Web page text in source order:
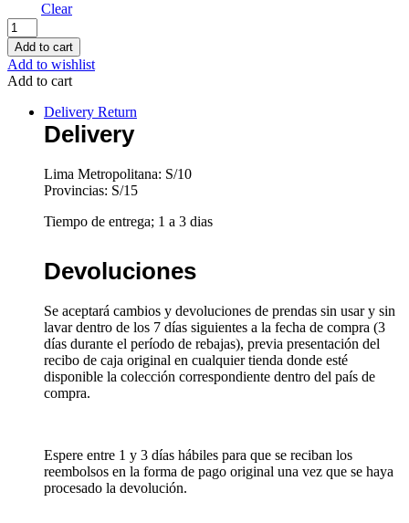
Clear
Casaca
de
Jean
quantity
Add to cart
Add to wishlist
Add to cart
Delivery Return
Delivery
Lima Metropolitana: S/10
Provincias: S/15
Tiempo de entrega; 1 a 3 dias
Devoluciones
Se aceptará cambios y devoluciones de prendas sin usar y sin
lavar dentro de los 7 días siguientes a la fecha de compra (3
días durante el período de rebajas), previa presentación del
recibo de caja original en cualquier tienda donde esté
disponible la colección correspondiente dentro del país de
compra.
Espere entre 1 y 3 días hábiles para que se reciban los
reembolsos en la forma de pago original una vez que se haya
procesado la devolución.